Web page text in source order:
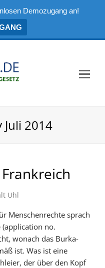
Demozugang an!
2014
Uhl
Menschenrechte sprach
(application no.
wonach das Burka-
ist. Was ist eine
der über den Kopf